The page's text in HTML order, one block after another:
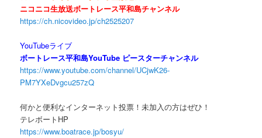
ニコニコ生放送ボートレース平和島チャンネル
https://ch.nicovideo.jp/ch2525207
YouTubeライブ
ボートレース平和島YouTube ピースターチャンネル
https://www.youtube.com/channel/UCjwK26-
PM7YXeDvgcu257zQ
何かと便利なインターネット投票！未加入の方はぜひ！
テレボートHP
https://www.boatrace.jp/bosyu/